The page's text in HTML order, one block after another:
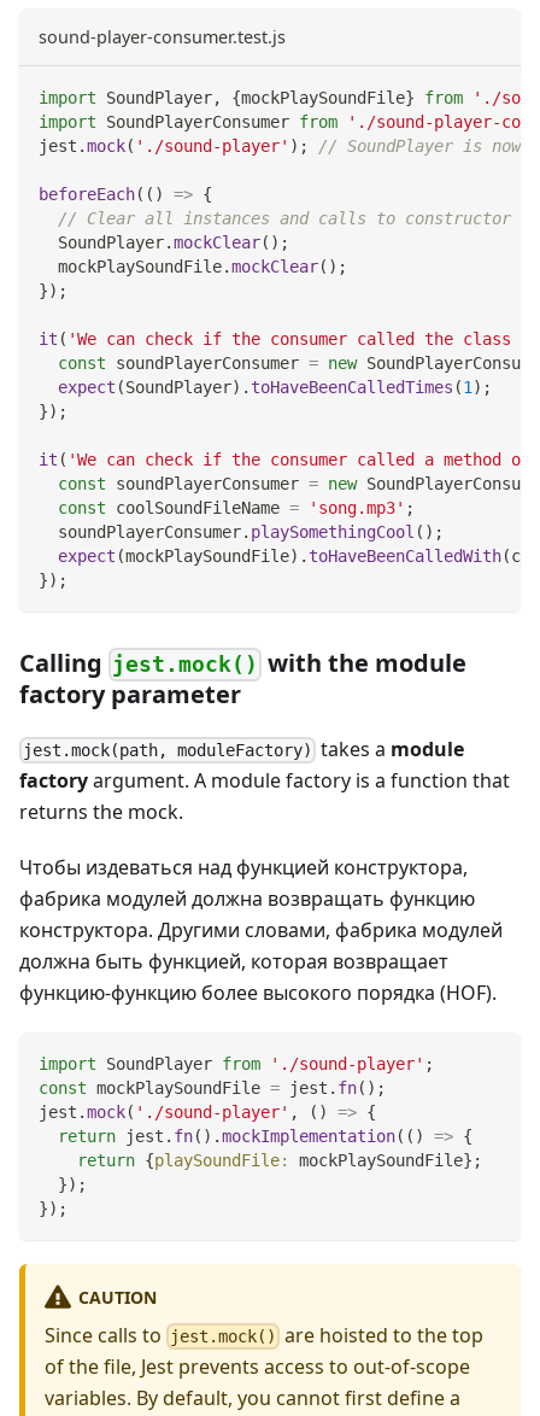
sound-player-consumer.test.js
import SoundPlayer, {mockPlaySoundFile} from
'./
import
SoundPlayerConsumer from
'./sound-player-
jest .mock( './sound-player' ) ; // SoundPlayer is now
beforeEach( ( ) => {
// Clear all instances and calls to constructor
SoundPlayer.mockClear( ) ;
  mockPlaySoundFile
.mockClear( ) ;
}) ;
it ( 'We can check if the consumer called the class
const soundPlayerConsumer = new
expect (SoundPlayer) . toHaveBeenCalledTimes (1 ) ;
}) ;
it ( 'We can check if the consumer called a method
const soundPlayerConsumer = new
const coolSoundFileName = 'song.mp3' ;
  soundPlayerConsumer
. playSomethingCool ( ) ;
expect (mockPlaySoundFile) . toHaveBeenCalledWith(
}) ;
Calling jest.mock() with the module
factory parameter
jest.mock(path, moduleFactory) takes a module
factoryargument. A module factory is a function that
returns the mock.
Чтобы издеваться над функцией конструктора,
фабрика модулей должна возвращать функцию
конструктора. Другими словами, фабрика модулей
должна быть функцией, которая возвращает
функцию-функцию более высокого порядка (HOF).
import SoundPlayer from './sound-player' ;
const mockPlaySoundFile = jest . fn( ) ;
jest .mock( './sound-player' , ( ) => {
return jest . fn( ) .mockImplementation( ( ) => {
return {playSoundFile: mockPlaySoundFile} ;
}) ;
}) ;
CAUTION
Since calls to jest.mock() are hoisted to the top
of the file, Jest prevents access to out-of-scope
variables. By default, you cannot first define a